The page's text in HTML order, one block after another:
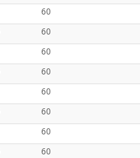
60
60
60
60
60
60
60
60